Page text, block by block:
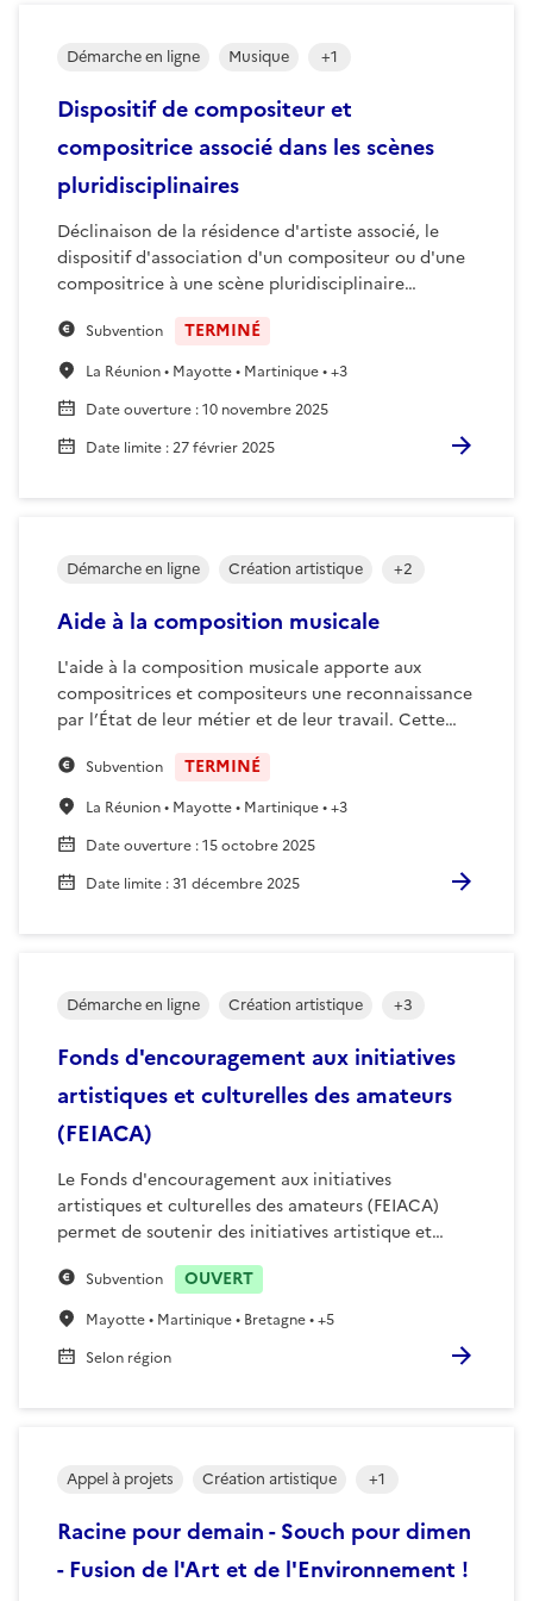
Dispositif de compositeur et
compositrice associé dans les scènes
pluridisciplinaires
Déclinaison de la résidence d'artiste associé, le
dispositif d'association d'un compositeur ou d'une
compositrice à une scène pluridisciplinaire…
Démarche en ligne Musique +1
Subvention TERMINÉ
La Réunion • Mayotte • Martinique • +3
Date ouverture :10 novembre 2025
Date limite :27 février 2025
Aide à la composition musicale
L'aide à la composition musicale apporte aux
compositrices et compositeurs une reconnaissance
par l’État de leur métier et de leur travail. Cette…
Démarche en ligne Création artistique +2
Subvention TERMINÉ
La Réunion • Mayotte • Martinique • +3
Date ouverture :15 octobre 2025
Date limite :31 décembre 2025
Fonds d'encouragement aux initiatives
artistiques et culturelles des amateurs
(FEIACA)
Le Fonds d'encouragement aux initiatives
artistiques et culturelles des amateurs (FEIACA)
permet de soutenir des initiatives artistique et…
Démarche en ligne Création artistique +3
Subvention OUVERT
Mayotte • Martinique • Bretagne • +5
Selon région
Racine pour demain - Souch pour dimen
- Fusion de l'Art et de l'Environnement !
Appel à projets Création artistique +1